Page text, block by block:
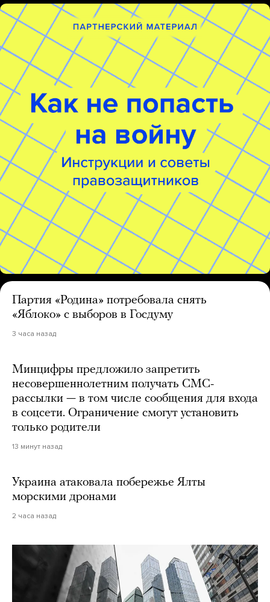
Партия «Родина» потребовала снять
«Яблоко» с выборов в Госдуму
3 часа назад
Минцифры предложило запретить
несовершеннолетним получать СМС-
рассылки — в том числе сообщения для входа
в соцсети. Ограничение смогут установить
только родители
13 минут назад
Украина атаковала побережье Ялты
морскими дронами
2 часа назад